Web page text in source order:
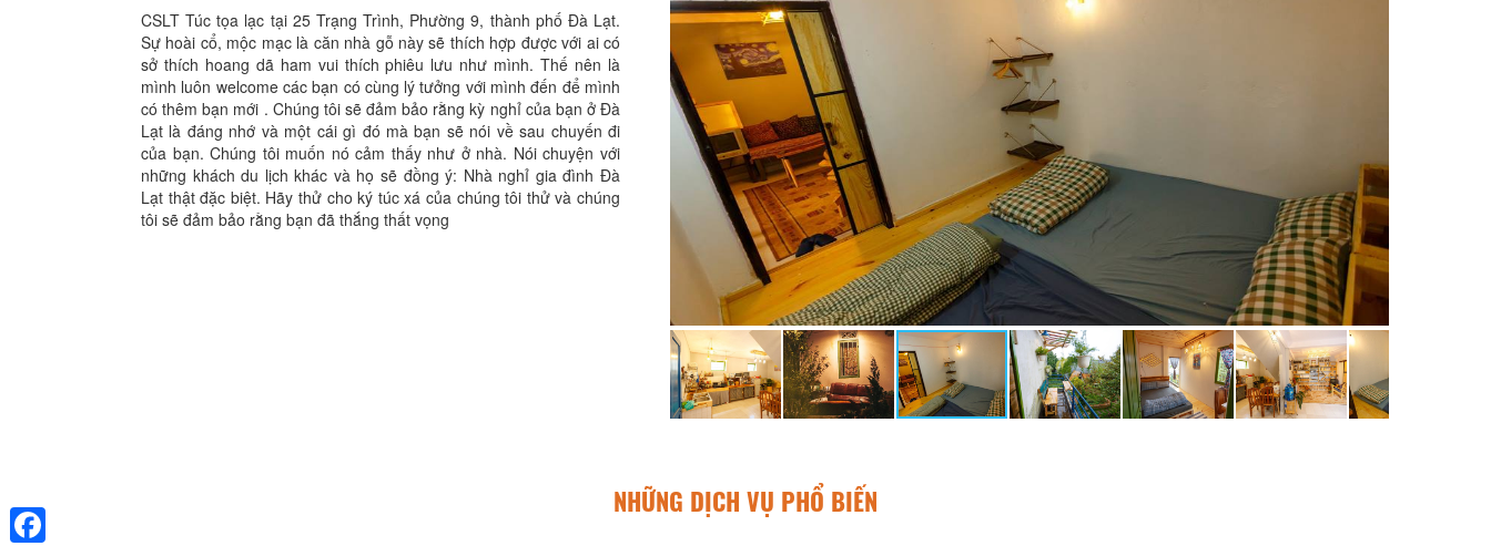
CSLT Túc tọa lạc tại 25 Trạng Trình, Phường 9, thành phố Đà Lạt.
Sự hoài cổ, mộc mạc là căn nhà gỗ này sẽ thích hợp được với ai có
sở thích hoang dã ham vui thích phiêu lưu như mình. Thế nên là
mình luôn welcome các bạn có cùng lý tưởng với mình đến để mình
có thêm bạn mới . Chúng tôi sẽ đảm bảo rằng kỳ nghỉ của bạn ở Đà
Lạt là đáng nhớ và một cái gì đó mà bạn sẽ nói về sau chuyến đi
của bạn. Chúng tôi muốn nó cảm thấy như ở nhà. Nói chuyện với
những khách du lịch khác và họ sẽ đồng ý: Nhà nghỉ gia đình Đà
Lạt thật đặc biệt. Hãy thử cho ký túc xá của chúng tôi thử và chúng
tôi sẽ đảm bảo rằng bạn đã thắng thất vọng
NHỮNG DỊCH VỤ PHỔ BIẾN